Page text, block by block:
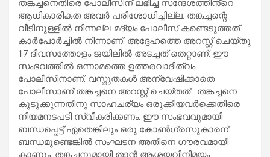
തങ്കച്ചനെതിരെ പോലീസിന് ലഭിച്ച സന്ദേശത്തിൻ്റെ
ആധികാരികത അവർ പരിശോധിച്ചില്ല. തങ്കച്ചന്റെ
വീടിനുള്ളിൽ നിന്നല്ല മദ്യം പോലീസ് കണ്ടെടുത്തത്.
കാർപോർച്ചിൽ നിന്നാണ്. അദ്ദേഹത്തെ അറസ്റ്റ് ചെയ്തു
17 ദിവസത്തോളം ജയിലിൽ അടച്ചത് തെറ്റാണ്. ഈ
സംഭവത്തിൽ ഒന്നാമത്തെ ഉത്തരവാദിത്വം
പോലീസിനാണ്. വസ്തുതകൾ അന്വേഷിക്കാതെ
പോലീസാണ് തങ്കച്ചനെ അറസ്റ്റ് ചെയ്തത് . തങ്കച്ചനെ
കുടുക്കുന്നതിനു സാഹചര്യം ഒരുക്കിയവർക്കെതിരെ
നിയമനടപടി സ്വീകരിക്കണം. ഈ സംഭവവുമായി
ബന്ധപ്പെട്ട് ഏതെങ്കിലും ഒരു കോൺഗ്രസുകാരന്
ബന്ധമുണ്ടെങ്കിൽ സംഘടന അതിനെ ഗൗരവമായി
കാണും. തങ്കച്ചനുമായി താൻ ആശയവിനിമയം